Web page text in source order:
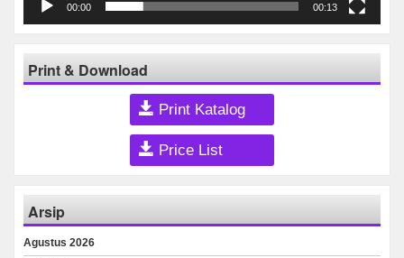
00:00 00:13
Print & Download
Print Katalog
Price List
Arsip
Agustus 2026